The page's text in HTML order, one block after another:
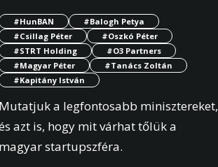
#HunBAN
#Balogh Petya
#Csillag Péter
#Oszkó Péter
#STRT Holding
#O3 Partners
#Magyar Péter
#Tanács Zoltán
#Kapitány István
Mutatjuk a legfontosabb minisztereket,
azt is, hogy mit várhat tőlük a
magyar startupszféra.